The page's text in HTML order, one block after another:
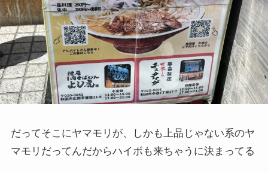
だってそこにヤマモリが、しかも上品じゃない系のヤ
マモリだってんだからハイボも来ちゃうに決まってる